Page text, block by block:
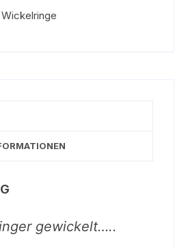
Wickelringe
gewickelt…..